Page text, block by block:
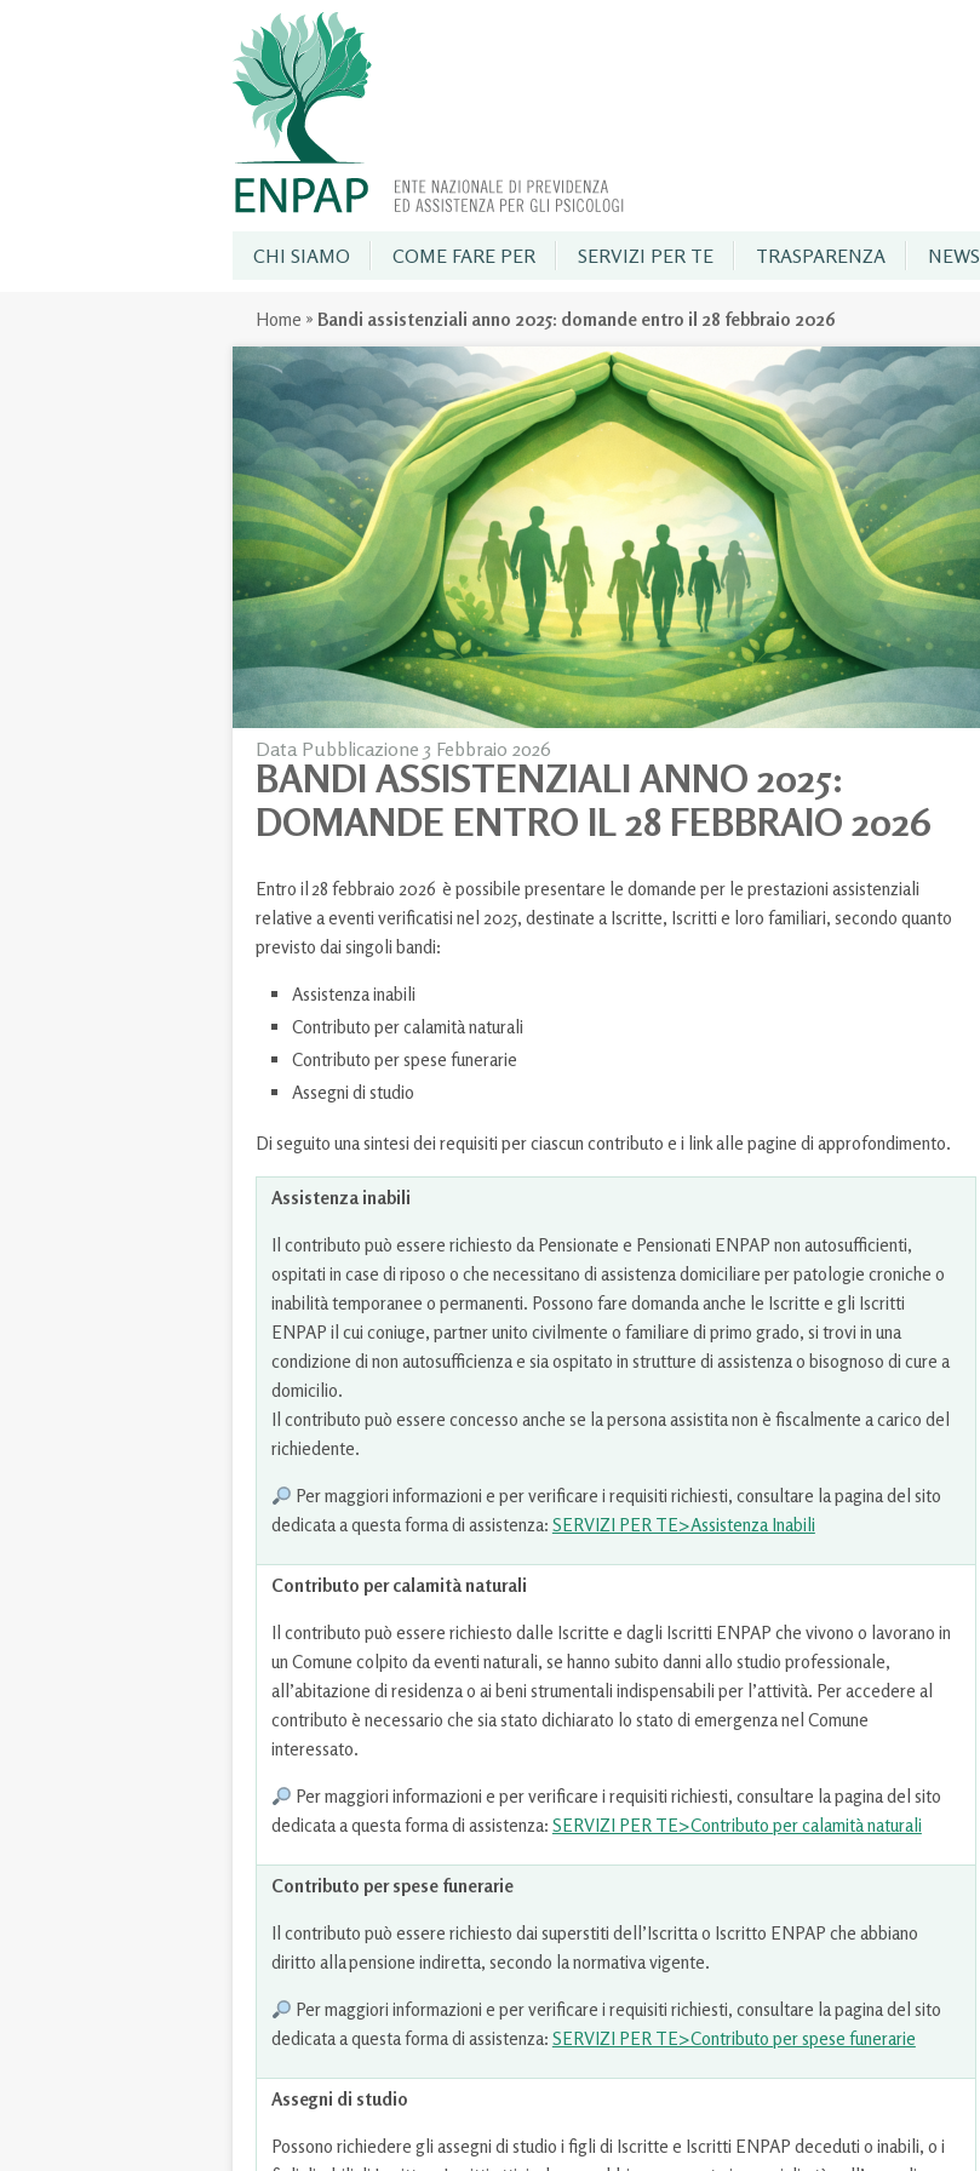
CHI SIAMO COME FARE PER SERVIZI PER TE TRASPARENZA NEWS
Home » Bandi assistenziali anno 2025: domande entro il 28 febbraio 2026
Data Pubblicazione 3 Febbraio 2026
BANDI ASSISTENZIALI ANNO 2025:
DOMANDE ENTRO IL 28 FEBBRAIO 2026
Entro il 28 febbraio 2026 è possibile presentare le domande per le prestazioni assistenziali
relative a eventi verificatisi nel 2025, destinate a Iscritte, Iscritti e loro familiari, secondo quanto
previsto dai singoli bandi:
Assistenza inabili
Contributo per calamità naturali
Contributo per spese funerarie
Assegni di studio
Di seguito una sintesi dei requisiti per ciascun contributo e i link alle pagine di approfondimento.
Assistenza inabili
Il contributo può essere richiesto da Pensionate e Pensionati ENPAP non autosufficienti,
ospitati in case di riposo o che necessitano di assistenza domiciliare per patologie croniche o
inabilità temporanee o permanenti. Possono fare domanda anche le Iscritte e gli Iscritti
ENPAP il cui coniuge, partner unito civilmente o familiare di primo grado, si trovi in una
condizione di non autosufficienza e sia ospitato in strutture di assistenza o bisognoso di cure a
domicilio.
Il contributo può essere concesso anche se la persona assistita non è fiscalmente a carico del
richiedente.
Per maggiori informazioni e per verificare i requisiti richiesti, consultare la pagina del sito
dedicata a questa forma di assistenza: SERVIZI PER TE>Assistenza Inabili
Contributo per calamità naturali
Il contributo può essere richiesto dalle Iscritte e dagli Iscritti ENPAP che vivono o lavorano in
un Comune colpito da eventi naturali, se hanno subito danni allo studio professionale,
all’abitazione di residenza o ai beni strumentali indispensabili per l’attività. Per accedere al
contributo è necessario che sia stato dichiarato lo stato di emergenza nel Comune
interessato.
Per maggiori informazioni e per verificare i requisiti richiesti, consultare la pagina del sito
dedicata a questa forma di assistenza: SERVIZI PER TE>Contributo per calamità naturali
Contributo per spese funerarie
Il contributo può essere richiesto dai superstiti dell’Iscritta o Iscritto ENPAP che abbiano
diritto allapensione indiretta, secondo la normativa vigente.
Per maggiori informazioni e per verificare i requisiti richiesti, consultare la pagina del sito
dedicata a questa forma di assistenza: SERVIZI PER TE>Contributo per spese funerarie
Assegni di studio
Possono richiedere gli assegni di studio i figli di Iscritte e Iscritti ENPAP deceduti o inabili, o i